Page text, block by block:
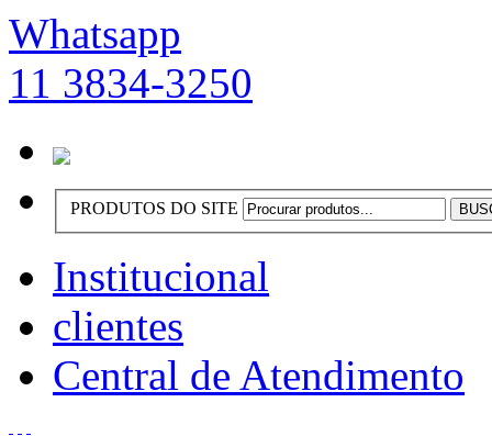
Whatsapp
11 3834-3250
PRODUTOS DO SITE
Institucional
clientes
Central de Atendimento